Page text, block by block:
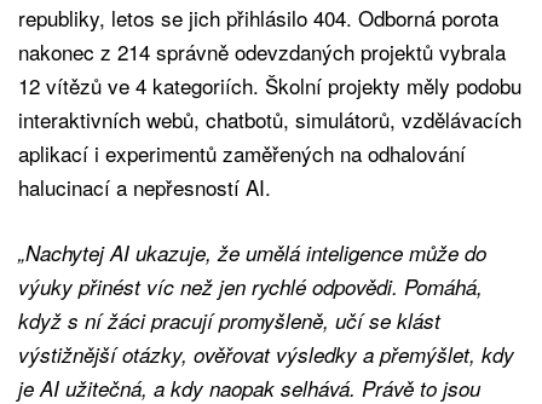
republiky, letos se jich přihlásilo 404. Odborná porota
nakonec z 214 správně odevzdaných projektů vybrala
12 vítězů ve 4 kategoriích. Školní projekty měly podobu
interaktivních webů, chatbotů, simulátorů, vzdělávacích
aplikací i experimentů zaměřených na odhalování
halucinací a nepřesností AI.
„Nachytej AI ukazuje, že umělá inteligence může do
výuky přinést víc než jen rychlé odpovědi. Pomáhá,
když s ní žáci pracují promyšleně, učí se klást
výstižnější otázky, ověřovat výsledky a přemýšlet, kdy
je AI užitečná, a kdy naopak selhává. Právě to jsou